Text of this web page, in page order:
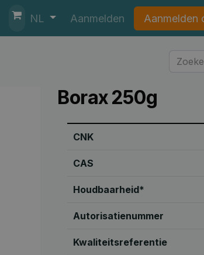
NL Aanmelden Aanmelden
Borax 250g
CNK
CAS
Houdbaarheid*
Autorisatienummer
Kwaliteitsreferentie